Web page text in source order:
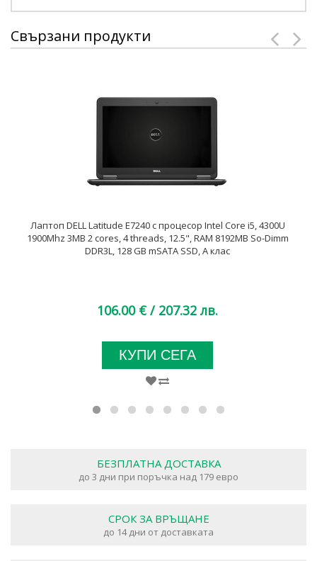
Свързани продукти
Лаптоп DELL Latitude E7240 с процесор Intel Core i5, 4300U
1900Mhz 3MB 2 cores, 4 threads, 12.5", RAM 8192MB So-Dimm
DDR3L, 128 GB mSATA SSD, А клас
106.00 € / 207.32 лв.
КУПИ СЕГА
БЕЗПЛАТНА ДОСТАВКА
до 3 дни при поръчка над 179 евро
СРОК ЗА ВРЪЩАНЕ
до 14 дни от доставката